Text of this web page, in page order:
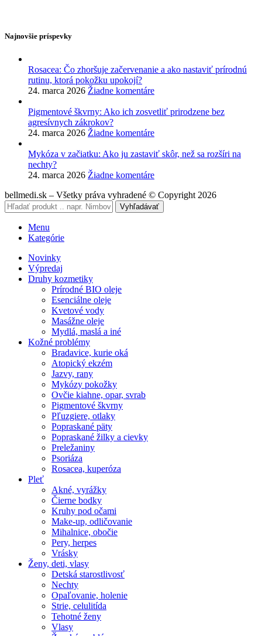
Najnovšie príspevky
Rosacea: Čo zhoršuje začervenanie a ako nastaviť prírodnú
rutinu, ktorá pokožku upokojí?
24. marca 2026 Žiadne komentáre
Pigmentové škvrny: Ako ich zosvetliť prirodzene bez
agresívnych zákrokov?
24. marca 2026 Žiadne komentáre
Mykóza v začiatku: Ako ju zastaviť skôr, než sa rozšíri na
nechty?
24. marca 2026 Žiadne komentáre
bellmedi.sk – Všetky práva vyhradené © Copyright 2026
Vyhľadávať
Menu
Kategórie
Novinky
Výpredaj
Druhy kozmetiky
Prírodné BIO oleje
Esenciálne oleje
Kvetové vody
Masážne oleje
Mydlá, maslá a iné
Kožné problémy
Bradavice, kurie oká
Atopický ekzém
Jazvy, rany
Mykózy pokožky
Ovčie kiahne, opar, svrab
Pigmentové škvrny
Pľuzgiere, otlaky
Popraskané päty
Popraskané žilky a cievky
Preležaniny
Psoriáza
Rosacea, kuperóza
Pleť
Akné, vyrážky
Čierne bodky
Kruhy pod očami
Make-up, odličovanie
Mihalnice, obočie
Pery, herpes
Vrásky
Ženy, deti, vlasy
Detská starostlivosť
Nechty
Opaľovanie, holenie
Strie, celulitída
Tehotné ženy
Vlasy